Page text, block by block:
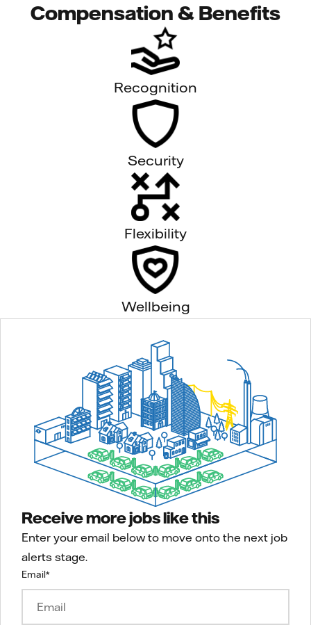
Compensation & Benefits
Recognition
Security
Flexibility
Wellbeing
Receive more jobs like this
Enter your email below to move onto the next job
alerts stage.
Email*